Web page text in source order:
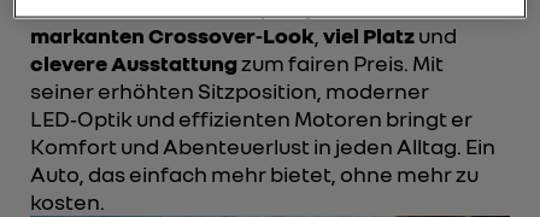
markanten Crossover‑Look viel Platzund
clevere Ausstattungzum fairen Preis. Mit
seiner erhöhten Sitzposition, moderner
LED‑Optik und effizienten Motoren bringt er
Komfort und Abenteuerlust in jeden Alltag. Ein
Auto, das einfach mehr bietet, ohne mehr zu
kosten.